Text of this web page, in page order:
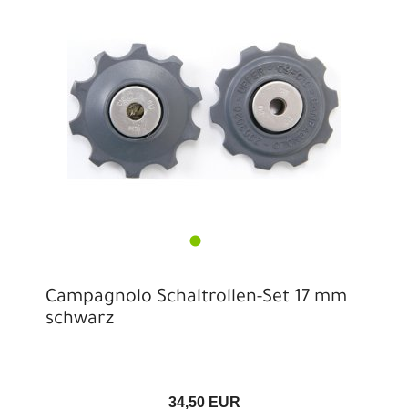
Campagnolo Schaltrollen-Set 17 mm
schwarz
34,50 EUR